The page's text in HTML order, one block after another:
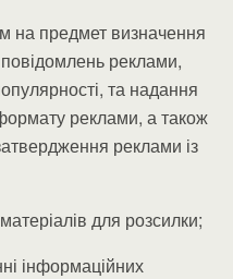
на предмет визначення
повідомлень реклами,
та надання
реклами, а також
реклами із
для розсилки;
інформаційних